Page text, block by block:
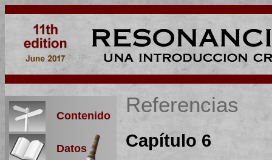
Contenido
Datos
Referencias
Capítulo 6